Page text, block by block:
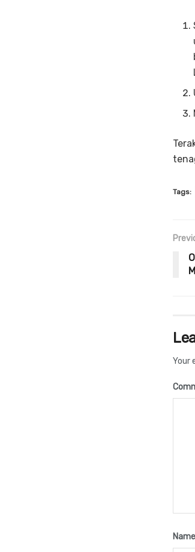
Tags:
Your
Name